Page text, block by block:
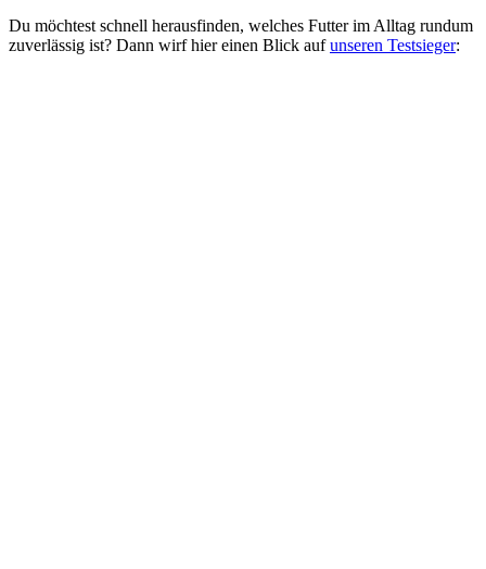
Du möchtest schnell herausfinden, welches Futter im Alltag rundum
zuverlässig ist? Dann wirf hier einen Blick aufunseren Testsieger: